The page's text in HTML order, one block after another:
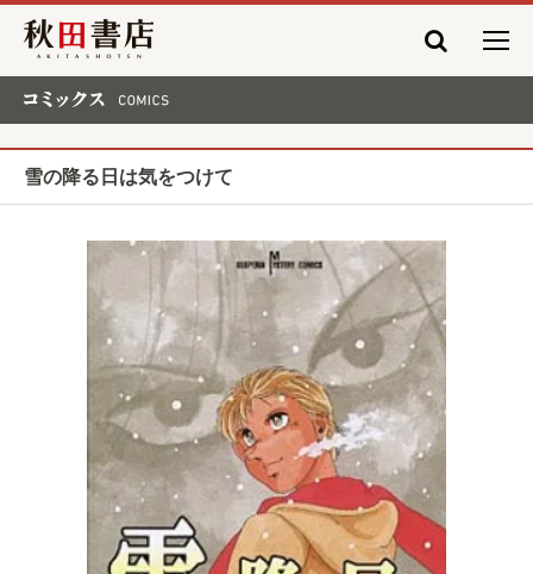
秋田書店
雪の降る日は気をつけて